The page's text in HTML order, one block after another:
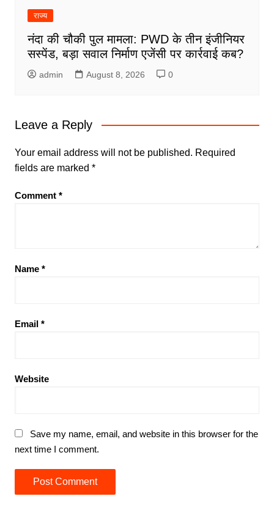
राज्य
नंदा की चौकी पुल मामला: PWD के तीन इंजीनियर
सस्पेंड, बड़ा सवाल निर्माण एजेंसी पर कार्रवाई कब?
admin August 8, 2026 0
Leave a Reply
Your email address will not be published. Required
fields are marked *
Comment *
Name *
Email *
Website
Save my name, email, and website in this browser for the
next time I comment.